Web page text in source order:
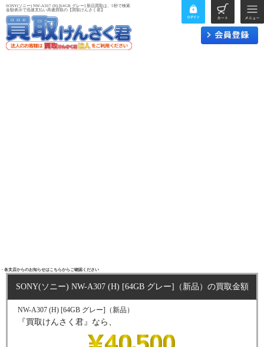
SONY(ソニー) NW-A307 (H) [64GB グレー] 新品買取は、5秒で検索
金額表示で迅速支払い高価買取の【買取けんさく君】
・各支店からのお知らせはこちらからご確認ください
SONY(ソニー) NW-A307 (H) [64GB グレー]（新品）の買取金額
NW-A307 (H) [64GB グレー]（新品）
『買取けんさく君』なら、